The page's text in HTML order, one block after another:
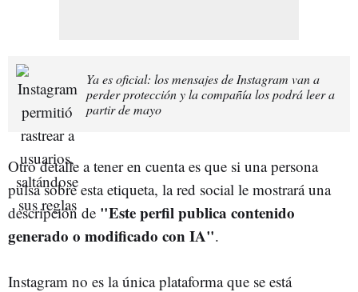
Ya es oficial: los mensajes de Instagram van a
perder protección y la compañía los podrá leer a
partir de mayo
Otro detalle a tener en cuenta es que si una persona
pulsa sobre esta etiqueta, la red social le mostrará una
descripción de "Este perfil publica contenido
generado o modificado con IA".
Instagram no es la única plataforma que se está